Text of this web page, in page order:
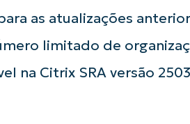
as atualizações
limitado de
na Citrix SRA versão